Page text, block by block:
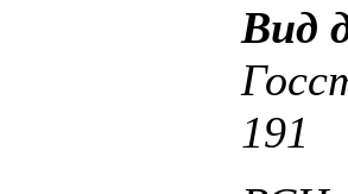
Вид
191